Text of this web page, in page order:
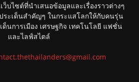
ว็บไซต์ที่นำเสนอข้อมูลและเรื่องราวต่างๆ
ระเด็นสำคัญๆ ในกระแสโลกให้กับคนรุ่น
นการเมือง เศรษฐกิจ เทคโนโลยี แฟชั่น
และไลฟ์สไตล์